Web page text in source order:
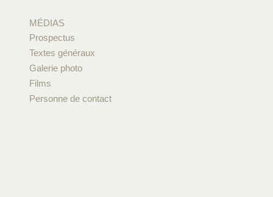
MÉDIAS
Prospectus
Textes généraux
Galerie photo
Films
Personne de contact